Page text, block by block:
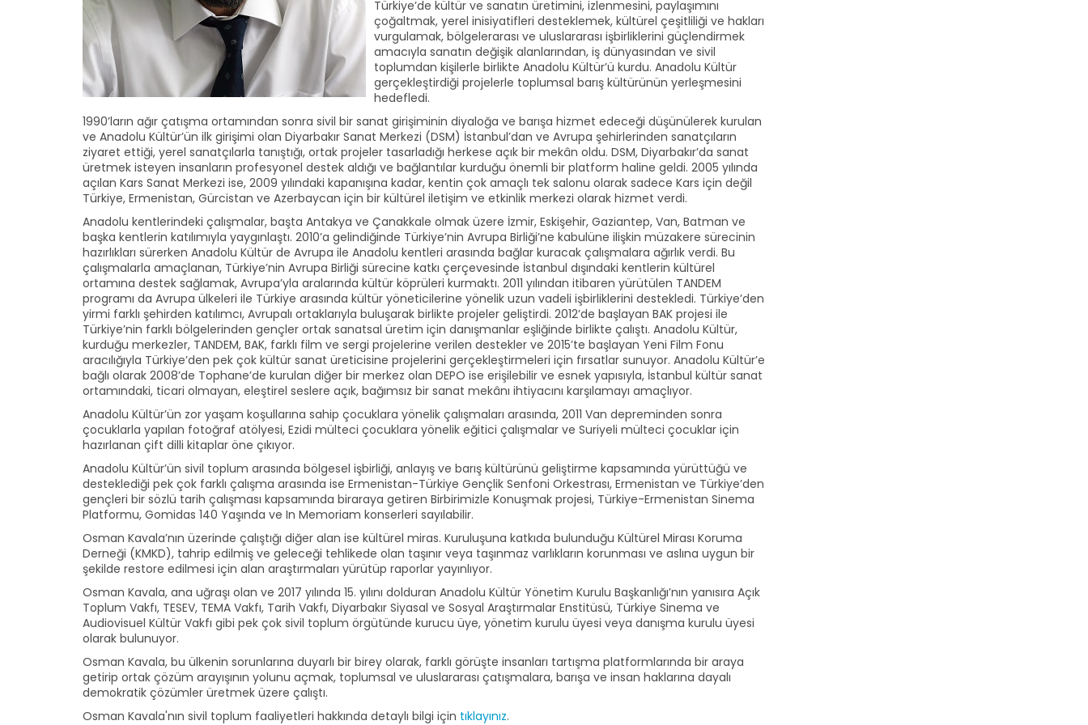
Türkiye’de kültür ve sanatın üretimini, izlenmesini, paylaşımını
çoğaltmak, yerel inisiyatifleri desteklemek, kültürel çeşitliliği ve hakları
vurgulamak, bölgelerarası ve uluslararası işbirliklerini güçlendirmek
amacıyla sanatın değişik alanlarından, iş dünyasından ve sivil
toplumdan kişilerle birlikte Anadolu Kültür’ü kurdu. Anadolu Kültür
gerçekleştirdiği projelerle toplumsal barış kültürünün yerleşmesini
hedefledi.
1990’ların ağır çatışma ortamından sonra sivil bir sanat girişiminin diyaloğa ve barışa hizmet edeceği düşünülerek kurulan
ve Anadolu Kültür’ün ilk girişimi olan Diyarbakır Sanat Merkezi (DSM) İstanbul’dan ve Avrupa şehirlerinden sanatçıların
ziyaret ettiği, yerel sanatçılarla tanıştığı, ortak projeler tasarladığı herkese açık bir mekân oldu. DSM, Diyarbakır’da sanat
üretmek isteyen insanların profesyonel destek aldığı ve bağlantılar kurduğu önemli bir platform haline geldi. 2005 yılında
açılan Kars Sanat Merkezi ise, 2009 yılındaki kapanışına kadar, kentin çok amaçlı tek salonu olarak sadece Kars için değil
Türkiye, Ermenistan, Gürcistan ve Azerbaycan için bir kültürel iletişim ve etkinlik merkezi olarak hizmet verdi.
Anadolu kentlerindeki çalışmalar, başta Antakya ve Çanakkale olmak üzere İzmir, Eskişehir, Gaziantep, Van, Batman ve
başka kentlerin katılımıyla yaygınlaştı. 2010’a gelindiğinde Türkiye’nin Avrupa Birliği’ne kabulüne ilişkin müzakere sürecinin
hazırlıkları sürerken Anadolu Kültür de Avrupa ile Anadolu kentleri arasında bağlar kuracak çalışmalara ağırlık verdi. Bu
çalışmalarla amaçlanan, Türkiye’nin Avrupa Birliği sürecine katkı çerçevesinde İstanbul dışındaki kentlerin kültürel
ortamına destek sağlamak, Avrupa’yla aralarında kültür köprüleri kurmaktı. 2011 yılından itibaren yürütülen TANDEM
programı da Avrupa ülkeleri ile Türkiye arasında kültür yöneticilerine yönelik uzun vadeli işbirliklerini destekledi. Türkiye’den
yirmi farklı şehirden katılımcı, Avrupalı ortaklarıyla buluşarak birlikte projeler geliştirdi. 2012’de başlayan BAK projesi ile
Türkiye’nin farklı bölgelerinden gençler ortak sanatsal üretim için danışmanlar eşliğinde birlikte çalıştı. Anadolu Kültür,
kurduğu merkezler, TANDEM, BAK, farklı film ve sergi projelerine verilen destekler ve 2015’te başlayan Yeni Film Fonu
aracılığıyla Türkiye’den pek çok kültür sanat üreticisine projelerini gerçekleştirmeleri için fırsatlar sunuyor. Anadolu Kültür’e
bağlı olarak 2008’de Tophane’de kurulan diğer bir merkez olan DEPO ise erişilebilir ve esnek yapısıyla, İstanbul kültür sanat
ortamındaki, ticari olmayan, eleştirel seslere açık, bağımsız bir sanat mekânı ihtiyacını karşılamayı amaçlıyor.
Anadolu Kültür’ün zor yaşam koşullarına sahip çocuklara yönelik çalışmaları arasında, 2011 Van depreminden sonra
çocuklarla yapılan fotoğraf atölyesi, Ezidi mülteci çocuklara yönelik eğitici çalışmalar ve Suriyeli mülteci çocuklar için
hazırlanan çift dilli kitaplar öne çıkıyor.
Anadolu Kültür’ün sivil toplum arasında bölgesel işbirliği, anlayış ve barış kültürünü geliştirme kapsamında yürüttüğü ve
desteklediği pek çok farklı çalışma arasında ise Ermenistan-Türkiye Gençlik Senfoni Orkestrası, Ermenistan ve Türkiye’den
gençleri bir sözlü tarih çalışması kapsamında biraraya getiren Birbirimizle Konuşmak projesi, Türkiye-Ermenistan Sinema
Platformu, Gomidas 140 Yaşında ve In Memoriam konserleri sayılabilir.
Osman Kavala’nın üzerinde çalıştığı diğer alan ise kültürel miras. Kuruluşuna katkıda bulunduğu Kültürel Mirası Koruma
Derneği (KMKD), tahrip edilmiş ve geleceği tehlikede olan taşınır veya taşınmaz varlıkların korunması ve aslına uygun bir
şekilde restore edilmesi için alan araştırmaları yürütüp raporlar yayınlıyor.
Osman Kavala, ana uğraşı olan ve 2017 yılında 15. yılını dolduran Anadolu Kültür Yönetim Kurulu Başkanlığı’nın yanısıra Açık
Toplum Vakfı, TESEV, TEMA Vakfı, Tarih Vakfı, Diyarbakır Siyasal ve Sosyal Araştırmalar Enstitüsü, Türkiye Sinema ve
Audiovisuel Kültür Vakfı gibi pek çok sivil toplum örgütünde kurucu üye, yönetim kurulu üyesi veya danışma kurulu üyesi
olarak bulunuyor.
Osman Kavala, bu ülkenin sorunlarına duyarlı bir birey olarak, farklı görüşte insanları tartışma platformlarında bir araya
getirip ortak çözüm arayışının yolunu açmak, toplumsal ve uluslararası çatışmalara, barışa ve insan haklarına dayalı
demokratik çözümler üretmek üzere çalıştı.
Osman Kavala'nın sivil toplum faaliyetleri hakkında detaylı bilgi için tıklayınız.